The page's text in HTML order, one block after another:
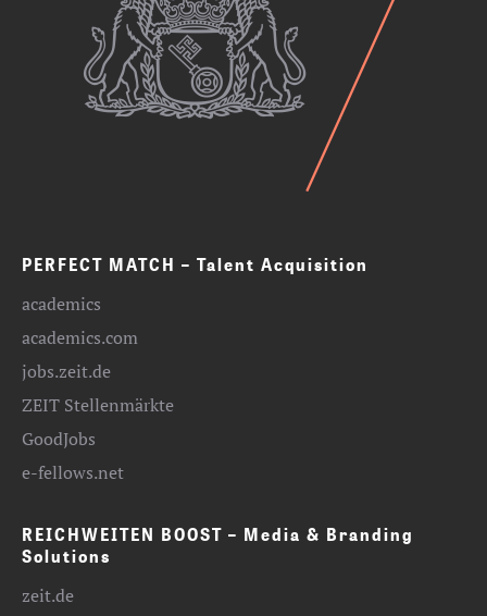
PERFECT MATCH – Talent Acquisition
academics
academics.com
jobs.zeit.de
ZEIT Stellenmärkte
GoodJobs
e-fellows.net
REICHWEITEN BOOST – Media & Branding
Solutions
zeit.de